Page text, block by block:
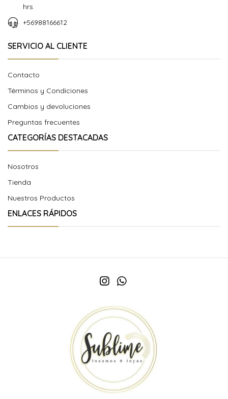
hrs.
+56988166612
SERVICIO AL CLIENTE
Contacto
Términos y Condiciones
Cambios y devoluciones
Preguntas frecuentes
CATEGORÍAS DESTACADAS
Nosotros
Tienda
Nuestros Productos
ENLACES RÁPIDOS